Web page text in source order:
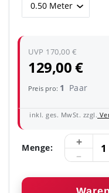
UVP 170,00 €
129,00 €
Preis pro: 1 Paar
inkl. ges. MwSt. zzgl.
Menge: